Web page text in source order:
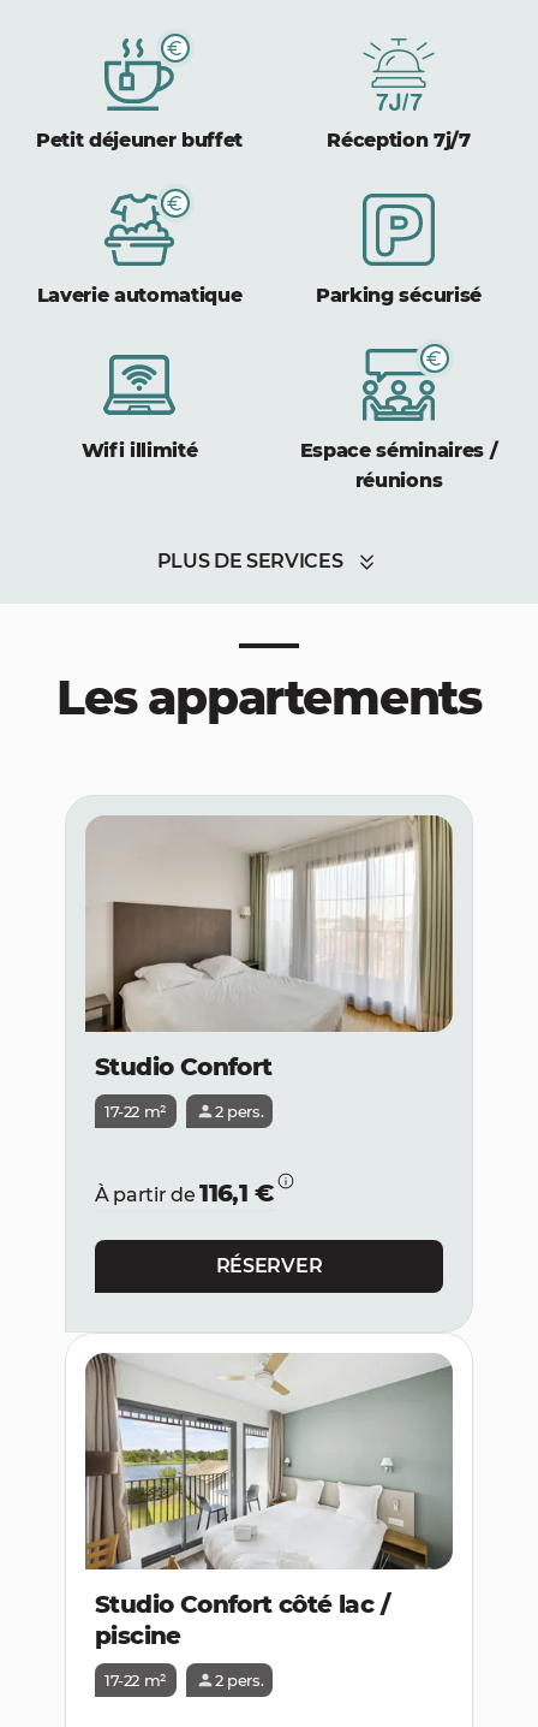
Petit déjeuner buffet Réception 7j/7
Laverie automatique Parking sécurisé
Wifi illimité
Espace séminaires /
réunions
PLUS DE SERVICES
Les appartements
Studio Confort
17-22 m² 2 pers.
À partir de116,1 €
RÉSERVER
Studio Confort côté lac /
piscine
17-22 m² 2 pers.